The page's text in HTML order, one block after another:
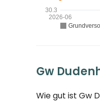
Gw
Wie gut ist Gw